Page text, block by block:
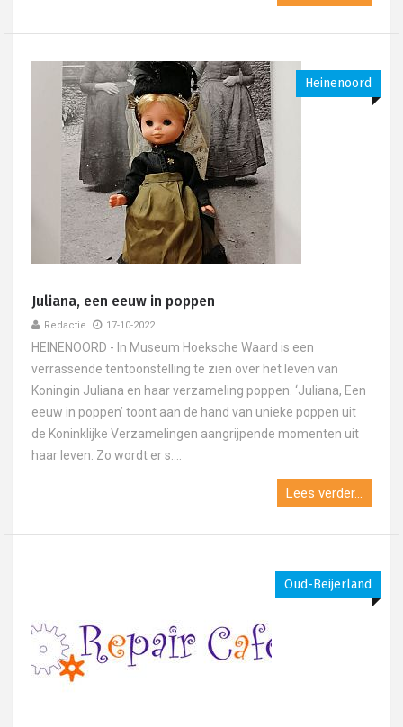
Heinenoord
Juliana, een eeuw in poppen
Redactie 17-10-2022
HEINENOORD - In Museum Hoeksche Waard is een
verrassende tentoonstelling te zien over het leven van
Koningin Juliana en haar verzameling poppen. ‘Juliana, Een
eeuw in poppen’ toont aan de hand van unieke poppen uit
de Koninklijke Verzamelingen aangrijpende momenten uit
haar leven. Zo wordt er s....
Lees verder...
Oud-Beijerland